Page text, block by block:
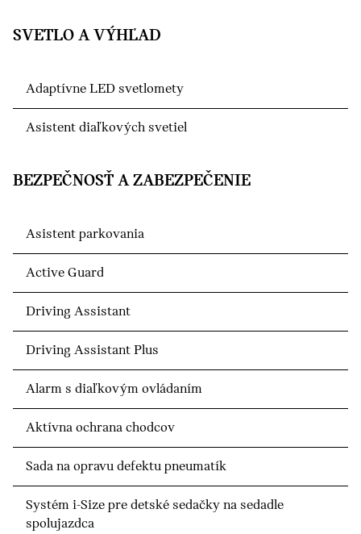
SVETLO A VÝHĽAD
Adaptívne LED svetlomety
Asistent diaľkových svetiel
BEZPEČNOSŤ A ZABEZPEČENIE
Asistent parkovania
Active Guard
Driving Assistant
Driving Assistant Plus
Alarm s diaľkovým ovládaním
Aktívna ochrana chodcov
Sada na opravu defektu pneumatík
Systém i-Size pre detské sedačky na sedadle
spolujazdca